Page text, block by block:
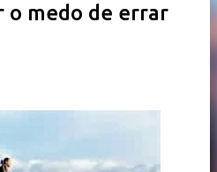
o medo de errar